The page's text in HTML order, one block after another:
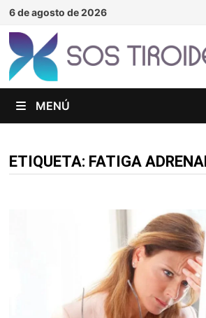
Saltar
contenido
6 de agosto de 2026
MENÚ
ETIQUETA: FATIGA